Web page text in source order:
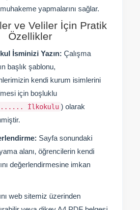
yapmalarını sağlar.
ve Veliler İçin Pratik
Özellikler
İsminizi Yazın: Çalışma
başlık şablonu,
kendi kurum isimlerini
için boşluklu
İlkokulu ) olarak
Sayfa sonundaki
alanı, öğrencilerin kendi
değerlendirmesine imkan
web sitemiz üzerinden